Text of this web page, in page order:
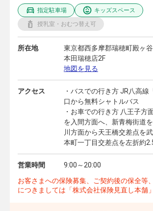
指定駐車場
キッズスペース
授乳室・おむつ替え可
所在地
東京都西多摩郡瑞穂町殿ヶ
本田瑞穂店2F
地図を見る
アクセス
・バスでの行き方 JR八高線
口から無料シャトルバス
・お車での行き方 八王子方
を入間方面へ、新青梅街道
川方面から天王橋交差点を
本町一丁目交差点を左折約
営業時間
9:00～20:00
お客さまへの保険募集、ご契約後の保全等
につきましては「株式会社保険見直し本舗